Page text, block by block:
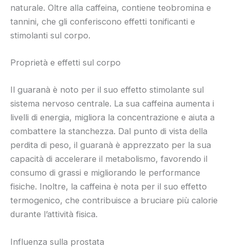
naturale. Oltre alla caffeina, contiene teobromina e
tannini, che gli conferiscono effetti tonificanti e
stimolanti sul corpo.
Proprietà e effetti sul corpo
Il guaranà è noto per il suo effetto stimolante sul
sistema nervoso centrale. La sua caffeina aumenta i
livelli di energia, migliora la concentrazione e aiuta a
combattere la stanchezza. Dal punto di vista della
perdita di peso, il guaranà è apprezzato per la sua
capacità di accelerare il metabolismo, favorendo il
consumo di grassi e migliorando le performance
fisiche. Inoltre, la caffeina è nota per il suo effetto
termogenico, che contribuisce a bruciare più calorie
durante l’attività fisica.
Influenza sulla prostata